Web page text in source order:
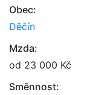
Obec:
Děčín
Mzda:
od 23 000 Kč
Směnnost: